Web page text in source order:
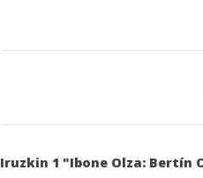
Iruzkin 1 "Ibone Olza: